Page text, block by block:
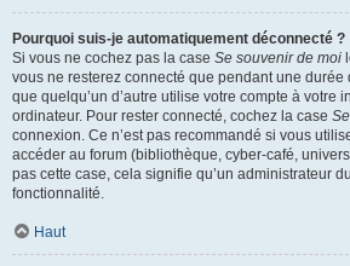
Pourquoi suis-je automatiquement déconnecté ?
Si vous ne cochez pas la case Se souvenir de moi
vous ne resterez connecté que pendant une
que quelqu’un d’autre utilise votre compte à votre
ordinateur. Pour rester connecté, cochez la case
connexion. Ce n’est pas recommandé si vous
accéder au forum (bibliothèque, cyber-café,
pas cette case, cela signifie qu’un administrateur
fonctionnalité.
Haut